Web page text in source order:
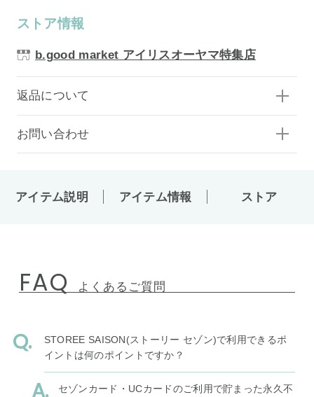
ストア情報
b.good market アイリスオーヤマ特集店
返品について
お問い合わせ
アイテム説明 アイテム情報 ストア
FAQ よくあるご質問
STOREE SAISON(ストーリー セゾン)で利用できるポ
イントは何のポイントですか？
セゾンカード・UCカードのご利用で貯まった永久不